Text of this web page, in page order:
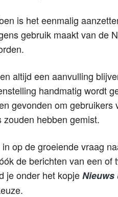
is het eenmalig
gebruik maakt van de
altijd een aanvulling
handmatig wordt
gevonden om gebruikers
hebben gemist.
op de groeiende vraag
de berichten van een of
je onder het kopjeNieuws